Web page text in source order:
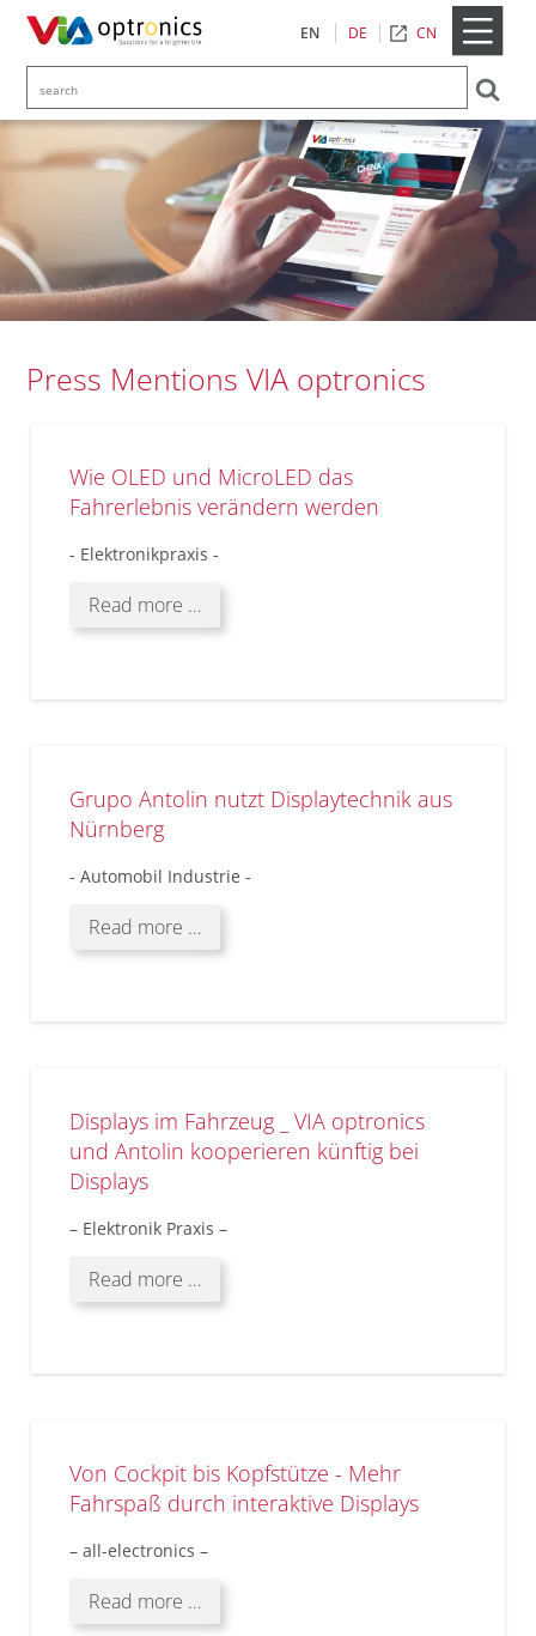
EN DE CN
Press Mentions VIA optronics
Wie OLED und MicroLED das
Fahrerlebnis verändern werden
- Elektronikpraxis -
Read more …
Grupo Antolin nutzt Displaytechnik aus
Nürnberg
- Automobil Industrie -
Read more …
Displays im Fahrzeug _ VIA optronics
und Antolin kooperieren künftig bei
Displays
– Elektronik Praxis –
Read more …
Von Cockpit bis Kopfstütze - Mehr
Fahrspaß durch interaktive Displays
– all-electronics –
Read more …